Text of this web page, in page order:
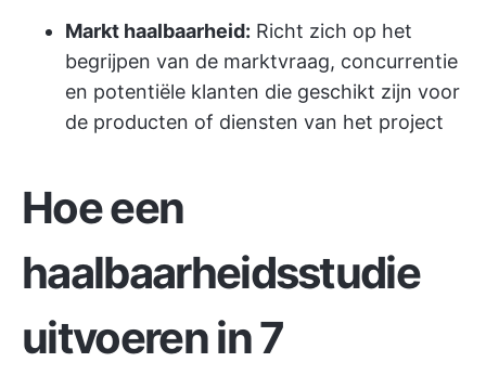
Markt haalbaarheid: Richt zich op het
begrijpen van de marktvraag, concurrentie
en potentiële klanten die geschikt zijn voor
de producten of diensten van het project
Hoe een
haalbaarheidsstudie
uitvoeren in 7